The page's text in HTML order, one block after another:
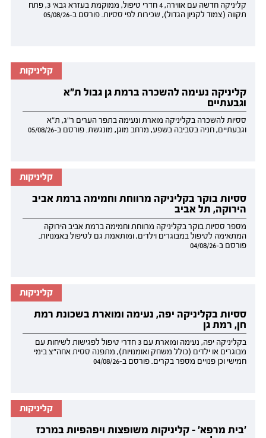
קליניקה חדשה עם אווירה, 4 חדרי טיפול, ממוקמת בעזרא גבאי 3, פתח
תקווה (צמוד לקניון הגדול), שכירות לפי ססיות. פורסם ב-05/08/26
קליניקות
קליניקה נעימה להשכרה ברמת גן גבול ת"א
וגבעתיים
ססיות להשכרה בקליניקה מוארת ונעימה בתפר הערים ר"ג, ת"א
וגבעתיים, חניה בסביבה בשפע, מרחב מוגן, מונגשת. פורסם ב-05/08/26
קליניקות
ססיות בוקר בקליניקה מרווחת וחמימה ברמת אביב
הירוקה, תל אביב
מספר ססיות בוקר בקליניקה מרווחת וחמימה ברמת אביב הירוקה
המתאימה לטיפול במבוגרים וילדים, ומותאמת גם לטיפול באמנויות.
פורסם ב-04/08/26
קליניקות
ססיות בקליניקה יפה, נעימה ומוארת בשכונת רמת
חן, רמת גן
בקליניקה יפה, נעימה ומוארת עם 3 חדרי טיפול לפגישות לשיחות עם
מבוגרים או ילדים (כולל משחק ואומנויות), מתפנה ססית אחה"צ בימי
חמישי וכן פנויים מספר בקרים. פורסם ב-04/08/26
קליניקות
'בית מרפא' - קליניקות משופצות ויפהפיות במרכז